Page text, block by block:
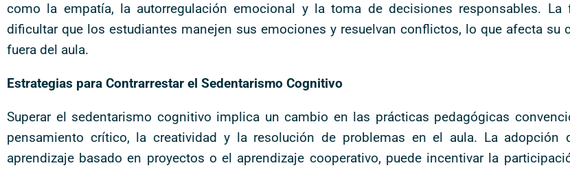
como la empatía, la autorregulación emocional y la toma de decisiones responsables.
dificultar que los estudiantes manejen sus emociones y resuelvan conflictos, lo que afecta
fuera del aula.
Estrategias para Contrarrestar el Sedentarismo Cognitivo
Superar el sedentarismo cognitivo implica un cambio en las prácticas pedagógicas
pensamiento crítico, la creatividad y la resolución de problemas en el aula. La adopción
aprendizaje basado en proyectos o el aprendizaje cooperativo, puede incentivar la